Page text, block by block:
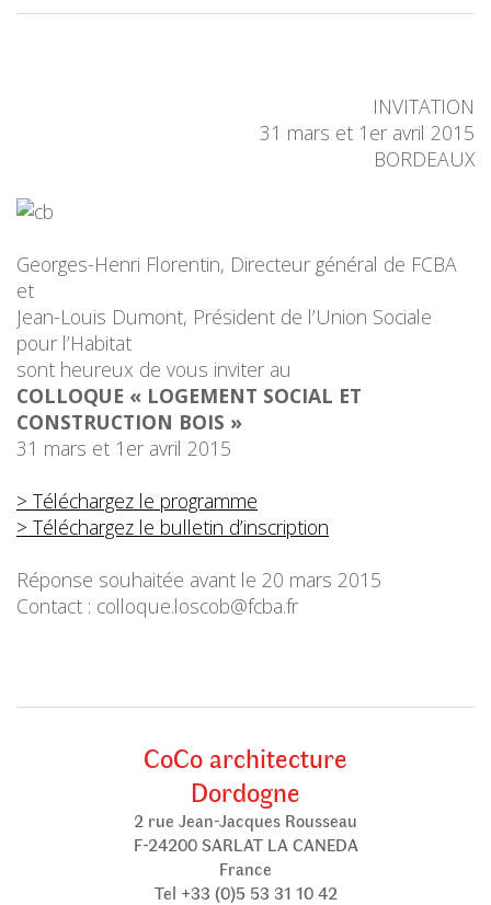
INVITATION
31 mars et 1er avril 2015
BORDEAUX
Georges-Henri Florentin, Directeur général de FCBA
et
Jean-Louis Dumont, Président de l’Union Sociale
pour l’Habitat
sont heureux de vous inviter au
COLLOQUE « LOGEMENT SOCIAL ET
CONSTRUCTION BOIS »
31 mars et 1er avril 2015
> Téléchargez le programme
> Téléchargez le bulletin d’inscription
Réponse souhaitée avant le 20 mars 2015
Contact : colloque.loscob@fcba.fr
CoCo architecture
Dordogne
2 rue Jean-Jacques Rousseau
F-24200 SARLAT LA CANEDA
France
Tel +33 (0)5 53 31 10 42